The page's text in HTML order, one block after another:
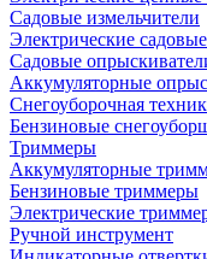
Садовые измельчители
Электрические
Садовые
Аккумуляторные
Снегоуборочная
Бензиновые
Триммеры
Аккумуляторные
Бензиновые триммеры
Электрические
Ручной инструмент